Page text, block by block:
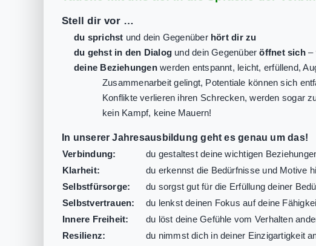
Stell dir vor …
du sprichst und dein Gegenüber hört dir zu
du gehst in den Dialogund dein Gegenüberöffnet sich–
deine Beziehungenwerden entspannt, leicht, erfüllend,
Zusammenarbeit gelingt, Potentiale können sich
Konflikte verlieren ihren Schrecken, werden sogar
kein Kampf, keine Mauern!
In unserer Jahresausbildung geht es genau um das!
Verbindung:
du gestaltest deine wichtigen
Klarheit:
du erkennst die Bedürfnisse und Motive
Selbstfürsorge:
du sorgst gut für die Erfüllung deiner
Selbstvertrauen:
du lenkst deinen Fokus auf deine
Innere Freiheit:
du löst deine Gefühle vom Verhalten
Resilienz:
du nimmst dich in deiner Einzigartigkeit